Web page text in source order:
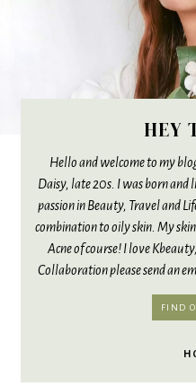
HEY
Hello and welcome to my
Daisy, late 20s. I was born and
passion in Beauty, Travel and
combination to oily skin. My
Acne of course! I love
Collaboration please send an
FIND